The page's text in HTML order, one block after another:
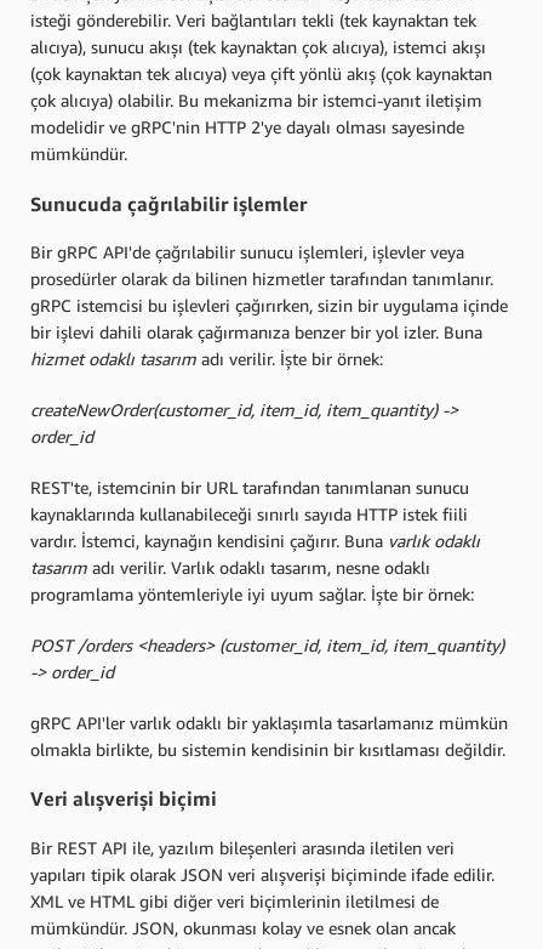
isteği gönderebilir. Veri bağlantıları tekli (tek kaynaktan tek
alıcıya), sunucu akışı (tek kaynaktan çok alıcıya), istemci akışı
(çok kaynaktan tek alıcıya) veya çift yönlü akış (çok kaynaktan
çok alıcıya) olabilir. Bu mekanizma bir istemci-yanıt iletişim
modelidir ve gRPC'nin HTTP 2'ye dayalı olması sayesinde
mümkündür.
Sunucuda çağrılabilir işlemler
Bir gRPC API'de çağrılabilir sunucu işlemleri, işlevler veya
prosedürler olarak da bilinen hizmetler tarafından tanımlanır.
gRPC istemcisi bu işlevleri çağırırken, sizin bir uygulama içinde
bir işlevi dahili olarak çağırmanıza benzer bir yol izler. Buna
hizmet odaklı tasarım adı verilir. İşte bir örnek:
createNewOrder(customer_id, item_id, item_quantity) ->
order_id
REST'te, istemcinin bir URL tarafından tanımlanan sunucu
kaynaklarında kullanabileceği sınırlı sayıda HTTP istek fiili
vardır. İstemci, kaynağın kendisini çağırır. Buna varlık odaklı
tasarım adı verilir. Varlık odaklı tasarım, nesne odaklı
programlama yöntemleriyle iyi uyum sağlar. İşte bir örnek:
POST /orders <headers> (customer_id, item_id, item_quantity)
-> order_id
gRPC API'ler varlık odaklı bir yaklaşımla tasarlamanız mümkün
olmakla birlikte, bu sistemin kendisinin bir kısıtlaması değildir.
Veri alışverişi biçimi
Bir REST API ile, yazılım bileşenleri arasında iletilen veri
yapıları tipik olarak JSON veri alışverişi biçiminde ifade edilir.
XML ve HTML gibi diğer veri biçimlerinin iletilmesi de
mümkündür. JSON, okunması kolay ve esnek olan ancak